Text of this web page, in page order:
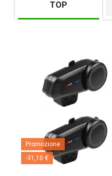
TOP
Promozione
-31,10 €